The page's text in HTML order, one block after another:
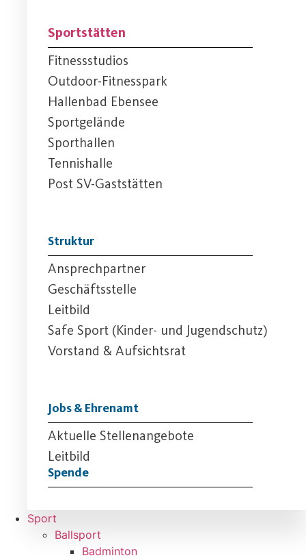
Sportstätten
Fitnessstudios
Outdoor-Fitnesspark
Hallenbad Ebensee
Sportgelände
Sporthallen
Tennishalle
Post SV-Gaststätten
Struktur
Ansprechpartner
Geschäftsstelle
Leitbild
Safe Sport (Kinder- und Jugendschutz)
Vorstand & Aufsichtsrat
Jobs & Ehrenamt
Aktuelle Stellenangebote
Leitbild
Spende
Sport
Ballsport
Badminton